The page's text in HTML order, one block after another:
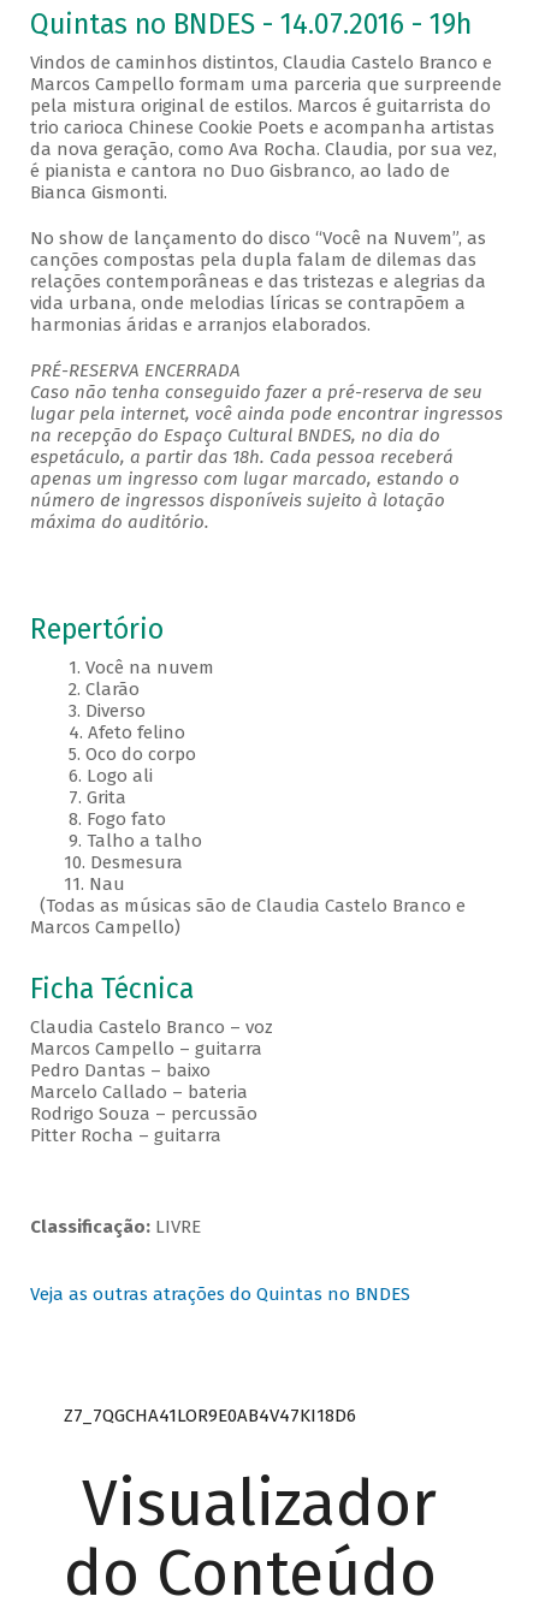
Quintas no BNDES - 14.07.2016 - 19h
Vindos de caminhos distintos, Claudia Castelo Branco e
Marcos Campello formam uma parceria que surpreende
pela mistura original de estilos. Marcos é guitarrista do
trio carioca Chinese Cookie Poets e acompanha artistas
da nova geração, como Ava Rocha. Claudia, por sua vez,
é pianista e cantora no Duo Gisbranco, ao lado de
Bianca Gismonti.
No show de lançamento do disco “Você na Nuvem”, as
canções compostas pela dupla falam de dilemas das
relações contemporâneas e das tristezas e alegrias da
vida urbana, onde melodias líricas se contrapõem a
harmonias áridas e arranjos elaborados.
PRÉ-RESERVA ENCERRADA
Caso não tenha conseguido fazer a pré-reserva de seu
lugar pela internet, você ainda pode encontrar ingressos
na recepção do Espaço Cultural BNDES, no dia do
espetáculo, a partir das 18h. Cada pessoa receberá
apenas um ingresso com lugar marcado, estando o
número de ingressos disponíveis sujeito à lotação
máxima do auditório.
Repertório
1. Você na nuvem
2. Clarão
3. Diverso
4. Afeto felino
5. Oco do corpo
6. Logo ali
7. Grita
8. Fogo fato
9. Talho a talho
10. Desmesura
11. Nau
(Todas as músicas são de Claudia Castelo Branco e
Marcos Campello)
Ficha Técnica
Claudia Castelo Branco – voz
Marcos Campello – guitarra
Pedro Dantas – baixo
Marcelo Callado – bateria
Rodrigo Souza – percussão
Pitter Rocha – guitarra
Classificação: LIVRE
Veja as outras atrações do Quintas no BNDES
Z7_7QGCHA41LOR9E0AB4V47KI18D6
Visualizador
do Conteúdo